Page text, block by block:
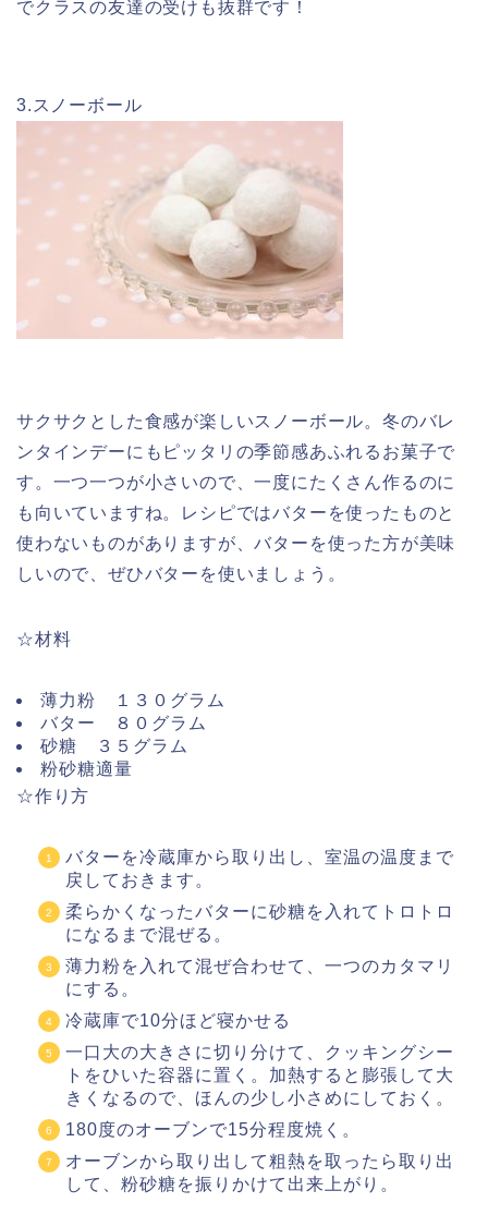
でクラスの友達の受けも抜群です！
3.スノーボール
サクサクとした食感が楽しいスノーボール。冬のバレ
ンタインデーにもピッタリの季節感あふれるお菓子で
す。一つ一つが小さいので、一度にたくさん作るのに
も向いていますね。レシピではバターを使ったものと
使わないものがありますが、バターを使った方が美味
しいので、ぜひバターを使いましょう。
☆材料
薄力粉 １３０グラム
バター ８０グラム
砂糖 ３５グラム
粉砂糖適量
☆作り方
バターを冷蔵庫から取り出し、室温の温度まで
戻しておきます。
柔らかくなったバターに砂糖を入れてトロトロ
になるまで混ぜる。
薄力粉を入れて混ぜ合わせて、一つのカタマリ
にする。
冷蔵庫で10分ほど寝かせる
一口大の大きさに切り分けて、クッキングシー
トをひいた容器に置く。加熱すると膨張して大
きくなるので、ほんの少し小さめにしておく。
180度のオーブンで15分程度焼く。
オーブンから取り出して粗熱を取ったら取り出
して、粉砂糖を振りかけて出来上がり。